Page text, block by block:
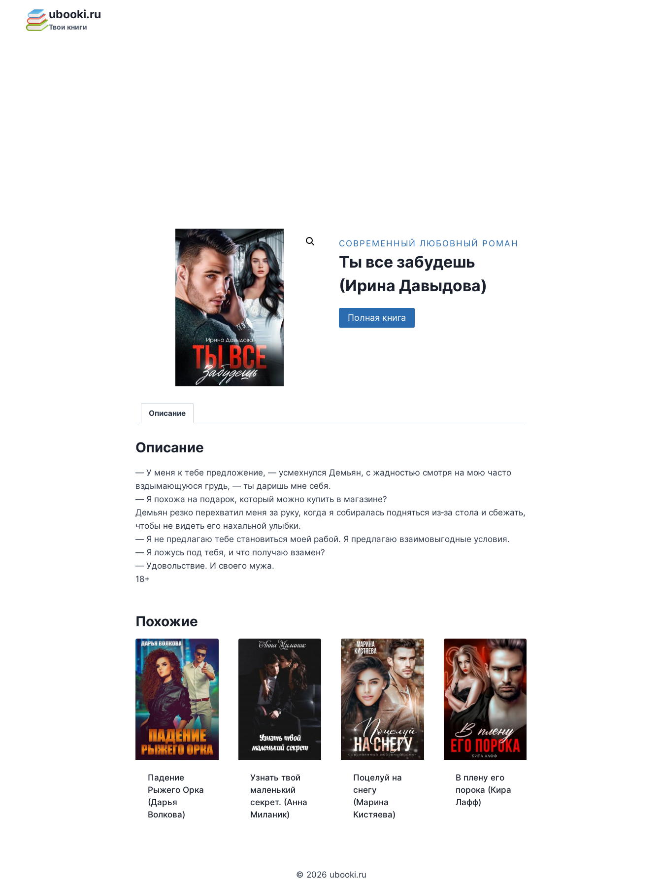
содержимому
ubooki.ru
Твои книги
СОВРЕМЕННЫЙ ЛЮБОВНЫЙ РОМАН
Ты все забудешь
(Ирина Давыдова)
Полная книга
Описание
Описание
― У меня к тебе предложение, ― усмехнулся Демьян, с жадностью смотря на мою часто
вздымающуюся грудь, ― ты даришь мне себя.
― Я похожа на подарок, который можно купить в магазине?
Демьян резко перехватил меня за руку, когда я собиралась подняться из‐за стола и сбежать,
чтобы не видеть его нахальной улыбки.
― Я не предлагаю тебе становиться моей рабой. Я предлагаю взаимовыгодные условия.
― Я ложусь под тебя, и что получаю взамен?
― Удовольствие. И своего мужа.
18+
Похожие
Падение
Рыжего Орка
(Дарья
Волкова)
Узнать твой
маленький
секрет. (Анна
Миланик)
Поцелуй на
снегу
(Марина
Кистяева)
В плену его
порока (Кира
Лафф)
© 2026 ubooki.ru